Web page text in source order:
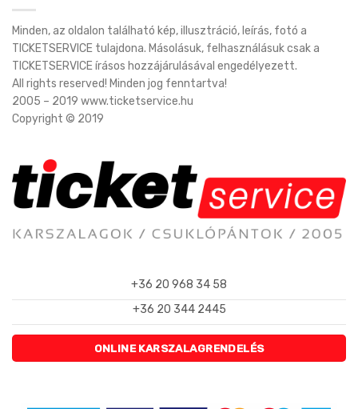
Minden, az oldalon található kép, illusztráció, leírás, fotó a
TICKETSERVICE tulajdona. Másolásuk, felhasználásuk csak a
TICKETSERVICE írásos hozzájárulásával engedélyezett.
All rights reserved! Minden jog fenntartva!
2005 – 2019 www.ticketservice.hu
Copyright © 2019
+36 20 968 34 58
+36 20 344 2445
ONLINE KARSZALAGRENDELÉS